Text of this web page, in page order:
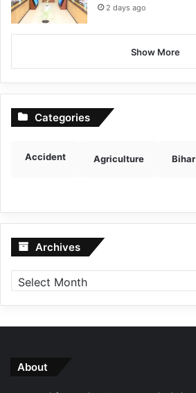
2 days ago
Show More
Categories
Accident Agriculture Bihar
Archives Archives
About